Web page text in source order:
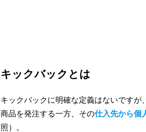
キックバックとは
キックバックに明確な定義はないですが、
商品を発注する一方、その仕入先から個
照）。